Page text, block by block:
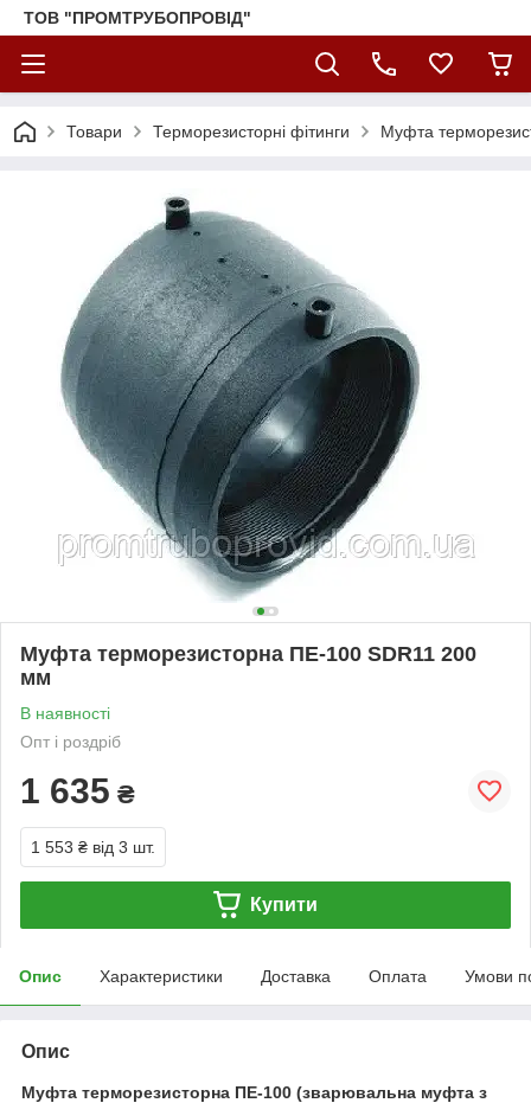
ТОВ "ПРОМТРУБОПРОВІД"
Товари Терморезисторні фітинги Муфта
Муфта терморезисторна ПЕ-100 SDR11 200
мм
В наявності
Опт і роздріб
1 635 ₴
1 553 ₴ від 3 шт.
Купити
Опис Характеристики Доставка Оплата Умови
Опис
Муфта терморезисторна ПЕ-100 (зварювальна муфта з